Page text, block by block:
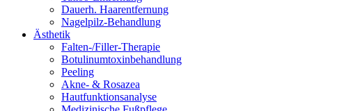
Dauerh. Haarentfernung
Nagelpilz-Behandlung
Ästhetik
Falten-/Filler-Therapie
Botulinumtoxinbehandlung
Peeling
Akne- & Rosazea
Hautfunktionsanalyse